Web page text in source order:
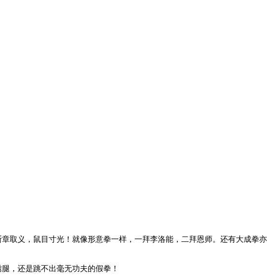
义，鼠目寸光！就像形意拳一样，一拜李洛能，二拜恩师。还有大成拳亦
，还是跳不出毫无功夫的假拳！